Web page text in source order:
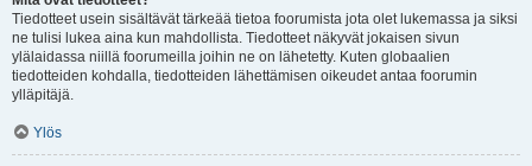
Tiedotteet usein sisältävät tärkeää tietoa foorumista jota olet lukemassa ja siksi
ne tulisi lukea aina kun mahdollista. Tiedotteet näkyvät jokaisen sivun
ylälaidassa niillä foorumeilla joihin ne on lähetetty. Kuten globaalien
tiedotteiden kohdalla, tiedotteiden lähettämisen oikeudet antaa foorumin
ylläpitäjä.
Ylös